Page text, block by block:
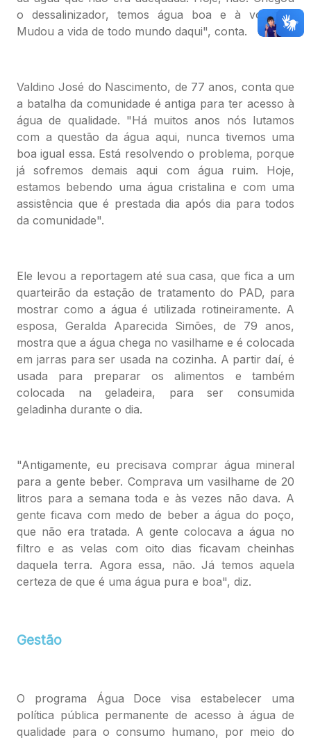
o dessalinizador, temos água boa e à vontade.
Mudou a vida de todo mundo daqui", conta.
Valdino José do Nascimento, de 77 anos, conta que
a batalha da comunidade é antiga para ter acesso à
água de qualidade. "Há muitos anos nós lutamos
com a questão da água aqui, nunca tivemos uma
boa igual essa. Está resolvendo o problema, porque
já sofremos demais aqui com água ruim. Hoje,
estamos bebendo uma água cristalina e com uma
assistência que é prestada dia após dia para todos
da comunidade".
Ele levou a reportagem até sua casa, que fica a um
quarteirão da estação de tratamento do PAD, para
mostrar como a água é utilizada rotineiramente. A
esposa, Geralda Aparecida Simões, de 79 anos,
mostra que a água chega no vasilhame e é colocada
em jarras para ser usada na cozinha. A partir daí, é
usada para preparar os alimentos e também
colocada na geladeira, para ser consumida
geladinha durante o dia.
"Antigamente, eu precisava comprar água mineral
para a gente beber. Comprava um vasilhame de 20
litros para a semana toda e às vezes não dava. A
gente ficava com medo de beber a água do poço,
que não era tratada. A gente colocava a água no
filtro e as velas com oito dias ficavam cheinhas
daquela terra. Agora essa, não. Já temos aquela
certeza de que é uma água pura e boa", diz.
Gestão
O programa Água Doce visa estabelecer uma
política pública permanente de acesso à água de
qualidade para o consumo humano, por meio do